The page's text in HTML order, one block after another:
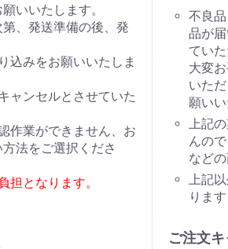
いいたします。
、発送準備の後、発
込みをお願いいたしま
ャンセルとさせていた
作業ができません、お
法をご選択くださ
担となります。
不良
品が
ていた
大変
いた
願いい
上記
んの
など
上記
りま
ご注文